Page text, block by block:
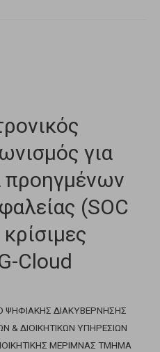
για
προηγμένων
(SOC
Cloud
ΔΙΑΚΥΒΕΡΝΗΣΗΣ
& ΔΙΟΙΚΗΤΙΚΩΝ ΥΠΗΡΕΣΙΩΝ
ΜΕΡΙΜΝΑΣ ΤΜΗΜΑ